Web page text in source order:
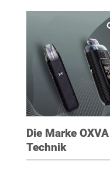
Die Marke
Technik